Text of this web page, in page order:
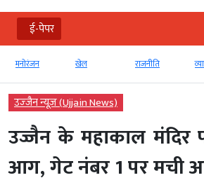
ई-पेपर
मनोरंजन खेल राजनीति
उज्‍जैन न्यूज़ (Ujjain News)
उज्जैन के महाकाल मंदिर
आग, गेट नंबर 1 पर मची